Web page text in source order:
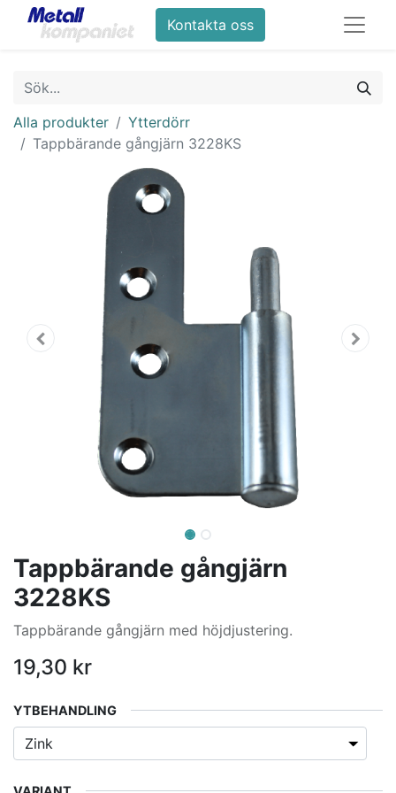
Kontakta oss
Alla produkter
Ytterdörr
Tappbärande gångjärn 3228KS
Tappbärande gångjärn
3228KS
Tappbärande gångjärn med höjdjustering.
19,30 kr
YTBEHANDLING